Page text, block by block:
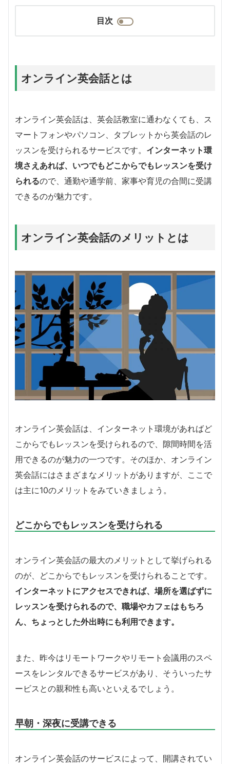
目次
オンライン英会話とは
オンライン英会話は、英会話教室に通わなくても、ス
マートフォンやパソコン、タブレットから英会話のレ
ッスンを受けられるサービスです。 インターネット環
境さえあれば、いつでもどこからでもレッスンを受け
られるので、通勤や通学前、家事や育児の合間に受講
できるのが魅力です。
オンライン英会話のメリットとは
オンライン英会話は、インターネット環境があればど
こからでもレッスンを受けられるので、隙間時間を活
用できるのが魅力の一つです。そのほか、オンライン
英会話にはさまざまなメリットがありますが、ここで
は主に10のメリットをみていきましょう。
どこからでもレッスンを受けられる
オンライン英会話の最大のメリットとして挙げられる
のが、どこからでもレッスンを受けられることです。
インターネットにアクセスできれば、場所を選ばずに
レッスンを受けられるので、職場やカフェはもちろ
ん、ちょっとした外出時にも利用できます。
また、昨今はリモートワークやリモート会議用のスペ
ースをレンタルできるサービスがあり、そういったサ
ービスとの親和性も高いといえるでしょう。
早朝・深夜に受講できる
オンライン英会話のサービスによって、開講されてい